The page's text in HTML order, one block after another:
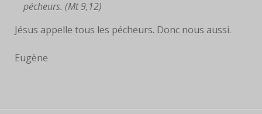
HISTOIRE
LIVRES
BLOG
pécheurs. (Mt 9,12)
Jésus appelle tous les pécheurs. Donc nous aussi.
Eugène